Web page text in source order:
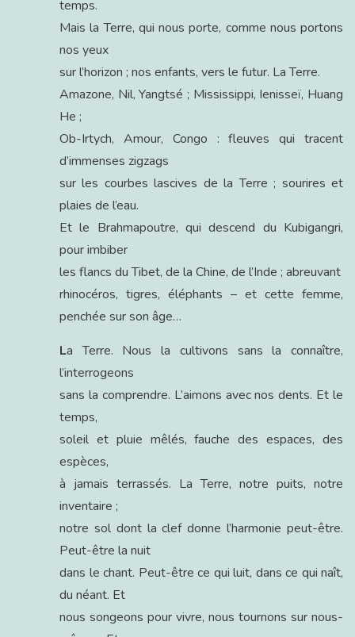
temps.
Mais la Terre, qui nous porte, comme nous portons
nos yeux
sur l’horizon ; nos enfants, vers le futur. La Terre.
Amazone, Nil, Yangtsé ; Mississippi, Ienisseï, Huang
He ;
Ob-Irtych, Amour, Congo : fleuves qui tracent
d’immenses zigzags
sur les courbes lascives de la Terre ; sourires et
plaies de l’eau.
Et le Brahmapoutre, qui descend du Kubigangri,
pour imbiber
les flancs du Tibet, de la Chine, de l’Inde ; abreuvant
rhinocéros, tigres, éléphants – et cette femme,
penchée sur son âge…
La Terre. Nous la cultivons sans la connaître,
l’interrogeons
sans la comprendre. L’aimons avec nos dents. Et le
temps,
soleil et pluie mêlés, fauche des espaces, des
espèces,
à jamais terrassés. La Terre, notre puits, notre
inventaire ;
notre sol dont la clef donne l’harmonie peut-être.
Peut-être la nuit
dans le chant. Peut-être ce qui luit, dans ce qui naît,
du néant. Et
nous songeons pour vivre, nous tournons sur nous-